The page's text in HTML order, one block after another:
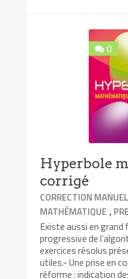
0
Hyperbole
corrigé
CORRECTION
MATHÉMATIQUE ,
Existe aussi en
progressive de
exercices résolus
utiles.- Une prise en
réforme : indication